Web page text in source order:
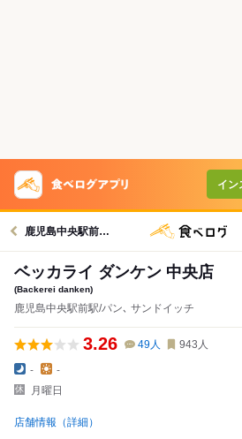
イン
鹿児島中央駅前駅グルメへ
ベッカライ ダンケン 中央店
(Backerei danken)
鹿児島中央駅前駅/パン､ サンドイッチ
3.26 49人 943 人
-
-
月曜日
店舗情報（詳細）